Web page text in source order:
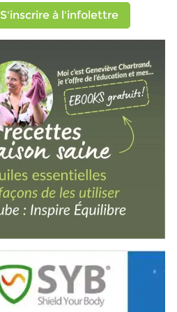
S'inscrire à l'infolettre